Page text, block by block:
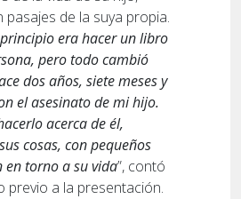
de la suya propia.
era hacer un libro
pero todo cambió
dos años, siete meses y
el asesinato de mi hijo.
acerca de él,
cosas, con pequeños
en torno a su vida”, contó
previo a la presentación.